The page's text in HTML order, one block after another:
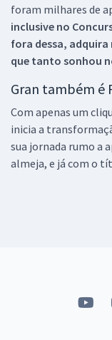
foram milhares de
inclusive no
fora dessa, adquira
que tanto sonhou
Gran também é
Com apenas um
inicia a
sua jornada rumo a
almeja, e já com o